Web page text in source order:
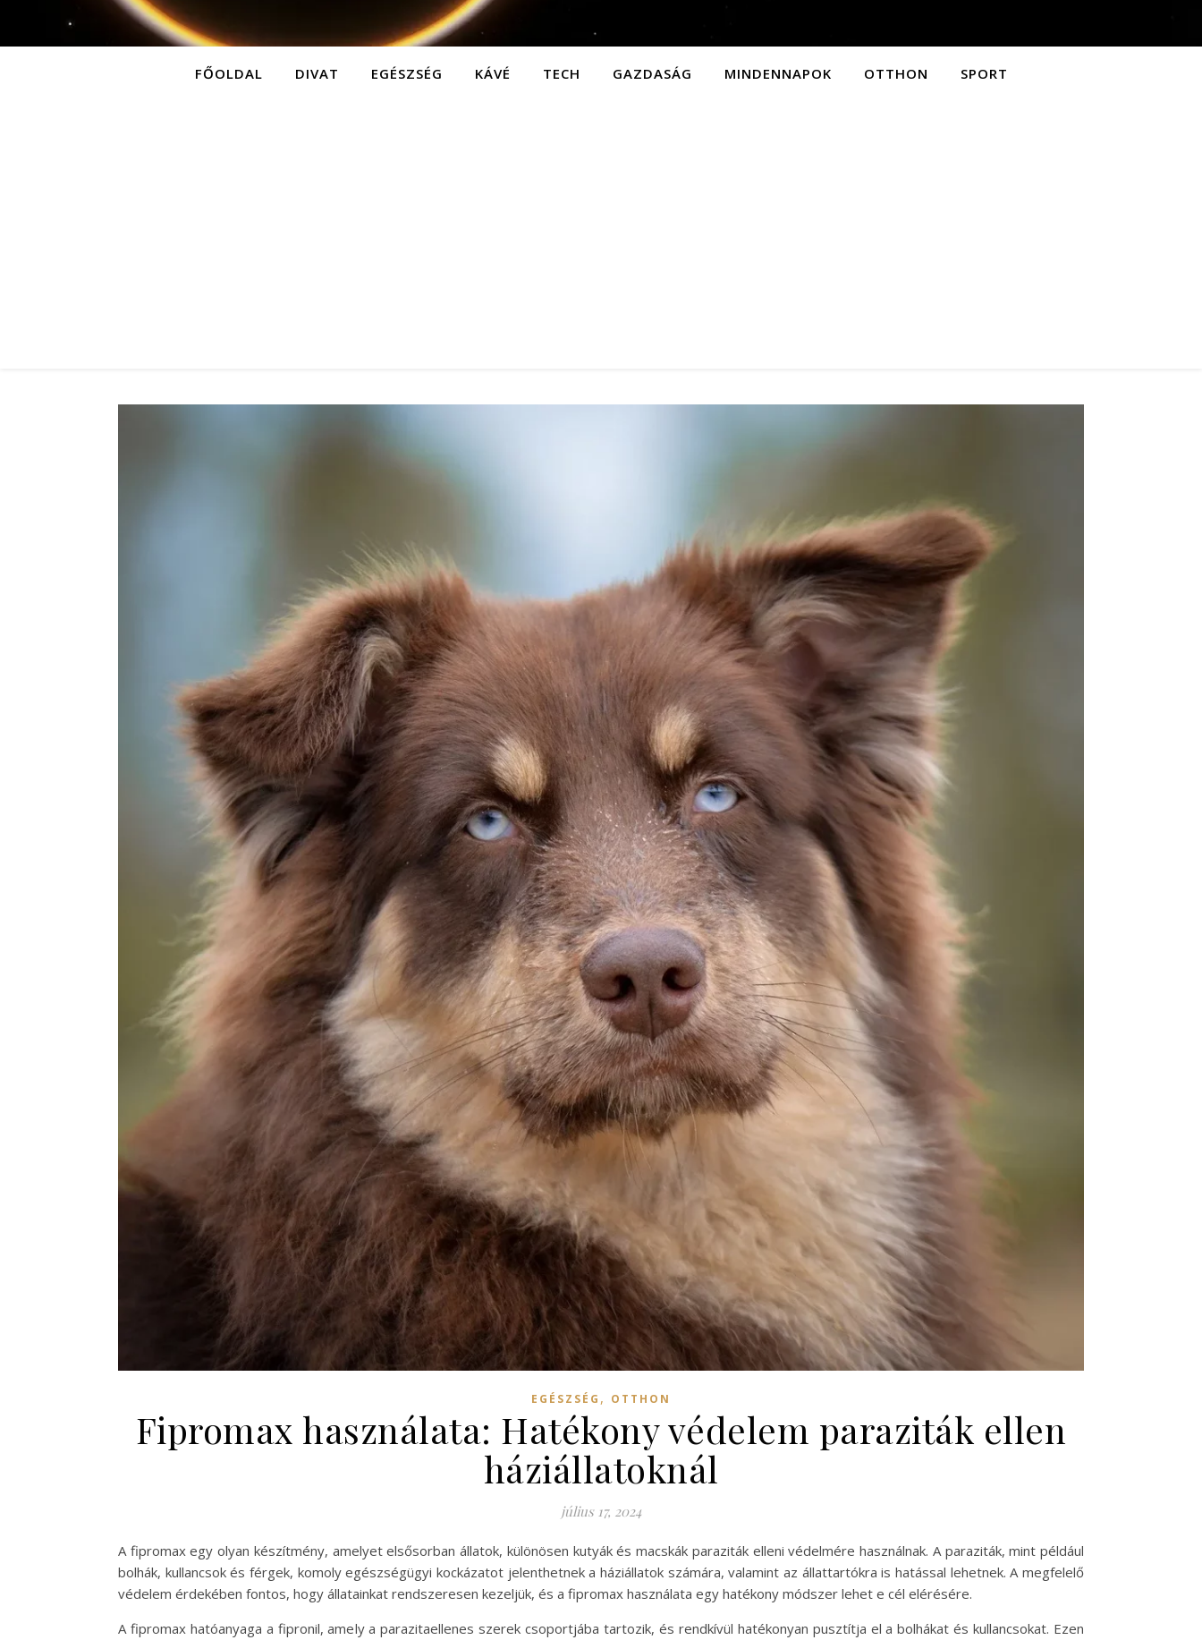
FŐOLDAL DIVAT EGÉSZSÉG KÁVÉ TECH GAZDASÁG MINDENNAPOK OTTHON SPORT
EGÉSZSÉG , OTTHON
Fipromax használata: Hatékony védelem paraziták ellen
háziállatoknál
július 17, 2024
A fipromax egy olyan készítmény, amelyet elsősorban állatok, különösen kutyák és macskák paraziták elleni védelmére használnak. A paraziták, mint például
bolhák, kullancsok és férgek, komoly egészségügyi kockázatot jelenthetnek a háziállatok számára, valamint az állattartókra is hatással lehetnek. A megfelelő
védelem érdekében fontos, hogy állatainkat rendszeresen kezeljük, és a fipromax használata egy hatékony módszer lehet e cél elérésére.
A fipromax hatóanyaga a fipronil, amely a parazitaellenes szerek csoportjába tartozik, és rendkívül hatékonyan pusztítja el a bolhákat és kullancsokat. Ezen